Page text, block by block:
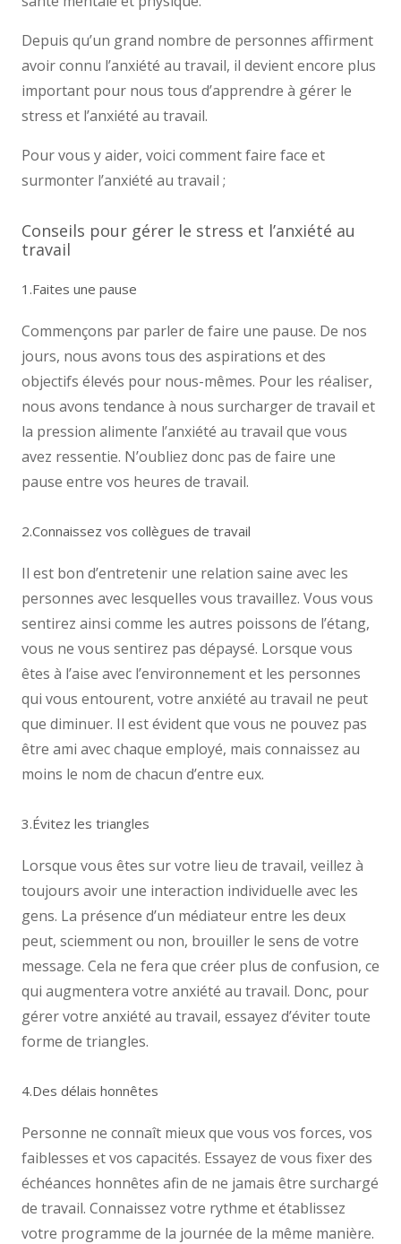
Depuis qu’un grand nombre de personnes affirment
avoir connu l’anxiété au travail, il devient encore plus
important pour nous tous d’apprendre à gérer le
stress et l’anxiété au travail.
Pour vous y aider, voici comment faire face et
surmonter l’anxiété au travail ;
Conseils pour gérer le stress et l’anxiété au
travail
1.Faites une pause
Commençons par parler de faire une pause. De nos
jours, nous avons tous des aspirations et des
objectifs élevés pour nous-mêmes. Pour les réaliser,
nous avons tendance à nous surcharger de travail et
la pression alimente l’anxiété au travail que vous
avez ressentie. N’oubliez donc pas de faire une
pause entre vos heures de travail.
2.Connaissez vos collègues de travail
Il est bon d’entretenir une relation saine avec les
personnes avec lesquelles vous travaillez. Vous vous
sentirez ainsi comme les autres poissons de l’étang,
vous ne vous sentirez pas dépaysé. Lorsque vous
êtes à l’aise avec l’environnement et les personnes
qui vous entourent, votre anxiété au travail ne peut
que diminuer. Il est évident que vous ne pouvez pas
être ami avec chaque employé, mais connaissez au
moins le nom de chacun d’entre eux.
3.Évitez les triangles
Lorsque vous êtes sur votre lieu de travail, veillez à
toujours avoir une interaction individuelle avec les
gens. La présence d’un médiateur entre les deux
peut, sciemment ou non, brouiller le sens de votre
message. Cela ne fera que créer plus de confusion, ce
qui augmentera votre anxiété au travail. Donc, pour
gérer votre anxiété au travail, essayez d’éviter toute
forme de triangles.
4.Des délais honnêtes
Personne ne connaît mieux que vous vos forces, vos
faiblesses et vos capacités. Essayez de vous fixer des
échéances honnêtes afin de ne jamais être surchargé
de travail. Connaissez votre rythme et établissez
votre programme de la journée de la même manière.